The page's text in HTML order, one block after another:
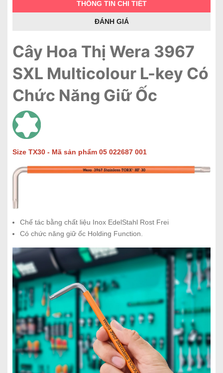
THÔNG TIN CHI TIẾT
ĐÁNH GIÁ
Cây Hoa Thị Wera 3967
SXL Multicolour L-key Có
Chức Năng Giữ Ốc
Size TX30 - Mã sản phẩm 05 022687 001
Chế tác bằng chất liệu Inox EdelStahl Rost Frei
Có chức năng giữ ốc Holding Function.